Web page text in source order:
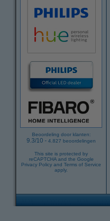
Beoordeling door klanten:
9.3/10 - 4.827 beoordelingen
This site is protected by
reCAPTCHA and the Google
Privacy Policy and Terms of Service
apply.